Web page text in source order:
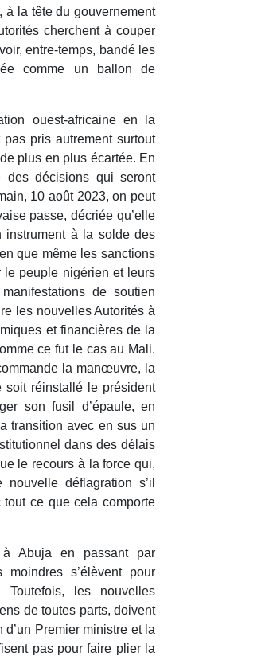
à la tête du gouvernement
cherchent à couper
entre-temps, bandé les
comme un ballon de
ouest-africaine en la
pris autrement surtout
plus en plus écartée. En
des décisions qui seront
10 août 2023, on peut
passe, décriée qu’elle
instrument à la solde des
que même les sanctions
le peuple nigérien et leurs
de soutien
les nouvelles Autorités à
et financières de la
ce fut le cas au Mali.
la manœuvre, la
soit réinstallé le président
son fusil d’épaule, en
transition avec en sus un
dans des délais
le recours à la force qui,
déflagration s’il
ce que cela comporte
Abuja en passant par
s’élèvent pour
Toutefois, les nouvelles
de toutes parts, doivent
Premier ministre et la
pas pour faire plier la